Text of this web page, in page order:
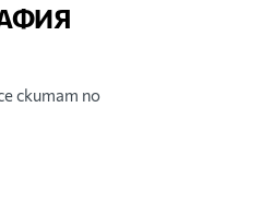
скитат по